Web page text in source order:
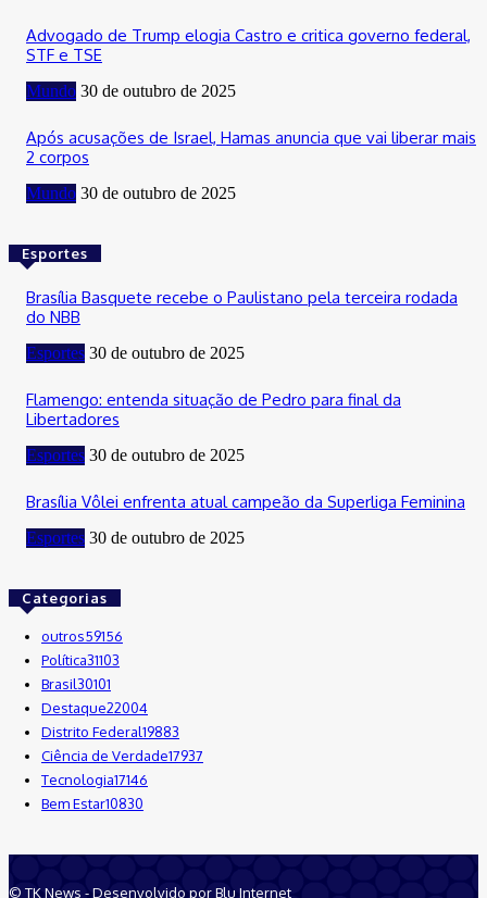
Advogado de Trump elogia Castro e critica governo federal,
STF e TSE
Mundo 30 de outubro de 2025
Após acusações de Israel, Hamas anuncia que vai liberar mais
2 corpos
Mundo 30 de outubro de 2025
Esportes
Brasília Basquete recebe o Paulistano pela terceira rodada
do NBB
Esportes 30 de outubro de 2025
Flamengo: entenda situação de Pedro para final da
Libertadores
Esportes 30 de outubro de 2025
Brasília Vôlei enfrenta atual campeão da Superliga Feminina
Esportes 30 de outubro de 2025
Categorias
outros59156
Política31103
Brasil30101
Destaque22004
Distrito Federal19883
Ciência de Verdade17937
Tecnologia17146
Bem Estar10830
© TK News - Desenvolvido por Blu Internet